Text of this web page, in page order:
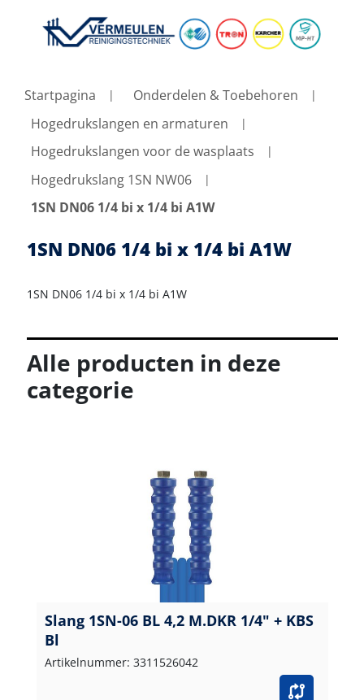
Startpagina
Onderdelen & Toebehoren
Hogedrukslangen en armaturen
Hogedrukslangen voor de wasplaats
Hogedrukslang 1SN NW06
1SN DN06 1/4 bi x 1/4 bi A1W
1SN DN06 1/4 bi x 1/4 bi A1W
1SN DN06 1/4 bi x 1/4 bi A1W
Alle producten in deze
categorie
Slang 1SN-06 BL 4,2 M.DKR 1/4" + KBS
Bl
Artikelnummer: 3311526042